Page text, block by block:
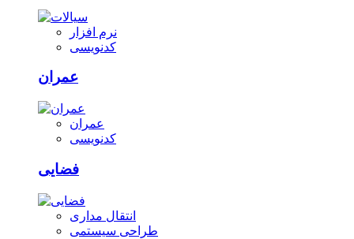
نرم افزار
کدنویسی
عمران
عمران
کدنویسی
فضایی
انتقال مداری
طراحی سیستمی